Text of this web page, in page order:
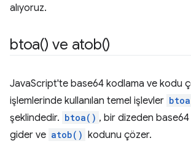
alıyoruz.
btoa() ve atob()
JavaScript'te base64 kodlama ve kodu
işlemlerinde kullanılan temel işlevler
şeklindedir. btoa() , bir dizeden
gider ve atob() kodunu çözer.